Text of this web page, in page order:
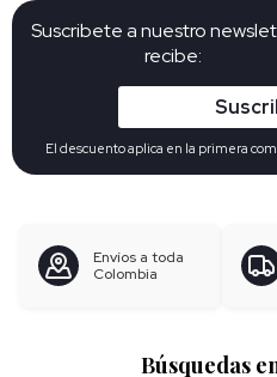
Suscribete a nuestro
recibe:
El descuento aplica en la primera
Envíos a toda
Colombia
Búsquedas